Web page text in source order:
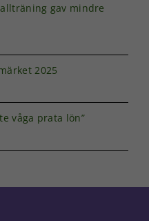
gav mindre
2025
våga prata lön”